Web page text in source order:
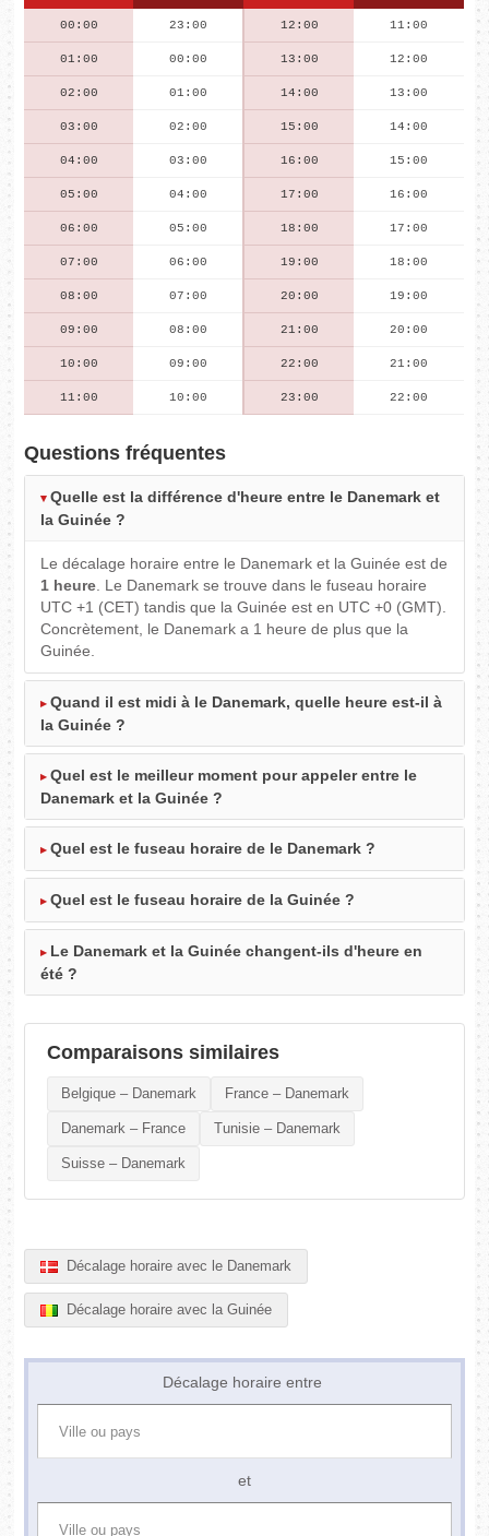
00:00 23:00 12:00 11:00
01:00 00:00 13:00 12:00
02:00 01:00 14:00 13:00
03:00 02:00 15:00 14:00
04:00 03:00 16:00 15:00
05:00 04:00 17:00 16:00
06:00 05:00 18:00 17:00
07:00 06:00 19:00 18:00
08:00 07:00 20:00 19:00
09:00 08:00 21:00 20:00
10:00 09:00 22:00 21:00
11:00 10:00 23:00 22:00
Questions fréquentes
Quelle est la différence d'heure entre le Danemark et
la Guinée ?
Le décalage horaire entre le Danemark et la Guinée est de
1 heure. Le Danemark se trouve dans le fuseau horaire
UTC +1 (CET) tandis que la Guinée est en UTC +0 (GMT).
Concrètement, le Danemark a 1 heure de plus que la
Guinée.
Quand il est midi à le Danemark, quelle heure est-il à
la Guinée ?
Quel est le meilleur moment pour appeler entre le
Danemark et la Guinée ?
Quel est le fuseau horaire de le Danemark ?
Quel est le fuseau horaire de la Guinée ?
Le Danemark et la Guinée changent-ils d'heure en
été ?
Comparaisons similaires
Belgique – Danemark France – Danemark
Danemark – France Tunisie – Danemark
Suisse – Danemark
Décalage horaire avec le Danemark
Décalage horaire avec la Guinée
Décalage horaire entre
et